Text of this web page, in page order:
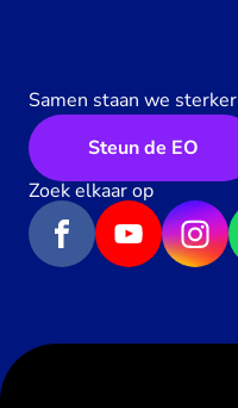
Samen staan we sterker
Steun de EO
Zoek elkaar op